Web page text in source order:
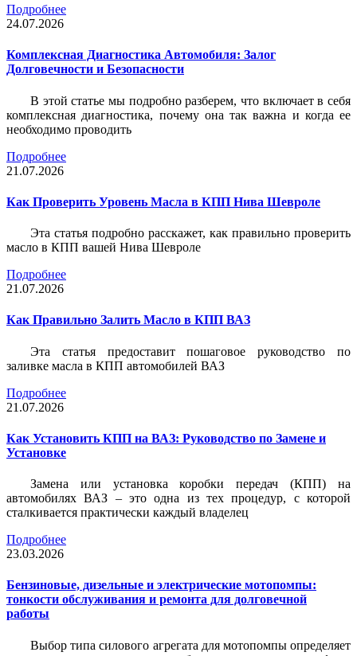
Подробнее
24.07.2026
Комплексная Диагностика Автомобиля: Залог
Долговечности и Безопасности
В этой статье мы подробно разберем, что включает в себя
комплексная диагностика, почему она так важна и когда ее
необходимо проводить
Подробнее
21.07.2026
Как Проверить Уровень Масла в КПП Нива Шевроле
Эта статья подробно расскажет, как правильно проверить
масло в КПП вашей Нива Шевроле
Подробнее
21.07.2026
Как Правильно Залить Масло в КПП ВАЗ
Эта статья предоставит пошаговое руководство по
заливке масла в КПП автомобилей ВАЗ
Подробнее
21.07.2026
Как Установить КПП на ВАЗ: Руководство по Замене и
Установке
Замена или установка коробки передач (КПП) на
автомобилях ВАЗ – это одна из тех процедур, с которой
сталкивается практически каждый владелец
Подробнее
23.03.2026
Бензиновые, дизельные и электрические мотопомпы:
тонкости обслуживания и ремонта для долговечной
работы
Выбор типа силового агрегата для мотопомпы определяет